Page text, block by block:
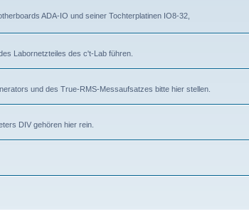
ADA-IO und seiner Tochterplatinen IO8-32,
Labornetzteiles des c't-Lab führen.
und des True-RMS-Messaufsatzes bitte hier stellen.
DIV gehören hier rein.